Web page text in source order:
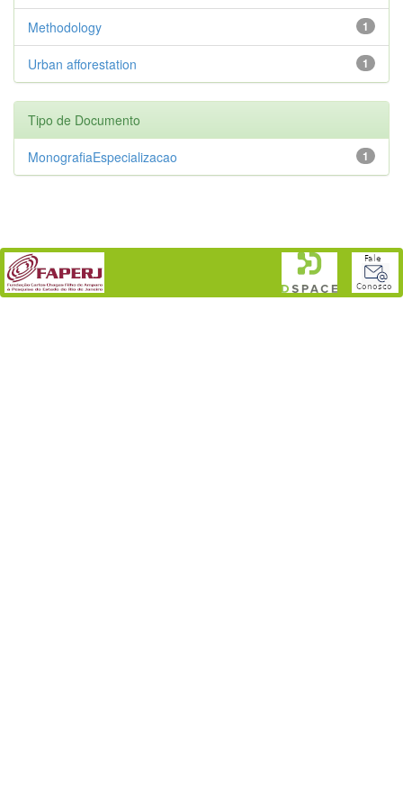
1
Methodology
1
Urban afforestation
Tipo de Documento
1
MonografiaEspecializacao